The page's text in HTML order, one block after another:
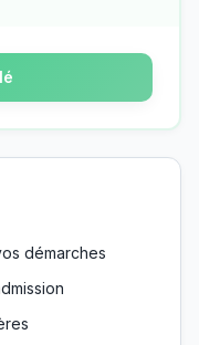
démarches